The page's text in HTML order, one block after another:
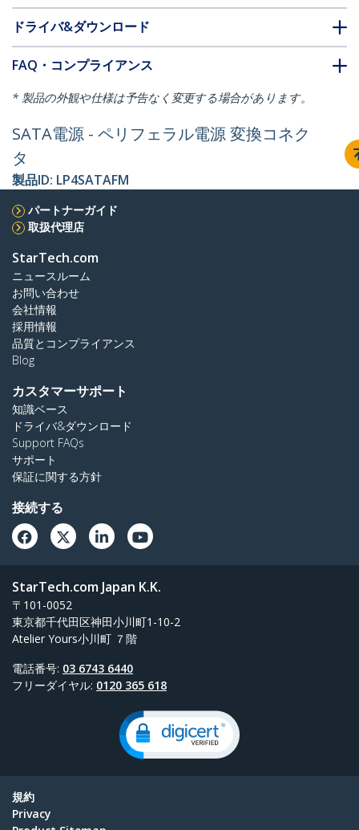
ドライバ&ダウンロード
FAQ・コンプライアンス
* 製品の外観や仕様は予告なく変更する場合があります。
SATA電源 - ペリフェラル電源 変換コネク
タ
製品ID: LP4SATAFM
パートナーガイド
取扱代理店
StarTech.com
ニュースルーム
お問い合わせ
会社情報
採用情報
品質とコンプライアンス
Blog
カスタマーサポート
知識ベース
ドライバ&ダウンロード
Support FAQs
サポート
保証に関する方針
接続する
StarTech.com Japan K.K.
〒101-0052
東京都千代田区神田小川町1-10-2
Atelier Yours小川町 ７階
電話番号: 03 6743 6440
フリーダイヤル: 0120 365 618
規約
Privacy